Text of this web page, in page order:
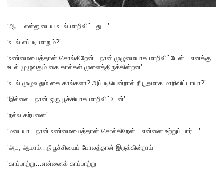
‘ஆ… என்னுடைய உடல் மாறிவிட்டது…’
‘உடல் எப்படி மாறும்?’
‘உண்மையைத்தான் சொல்கிறேன்…நான் முழுமையாக மாறிவிட்டேன்…எனக்கு
உடல் முழுவதும் கை கால்கள் முளைத்திருக்கின்றன’
‘உடல் முழுவதும் கை கால்களா? அப்படியென்றால் நீ பூதமாக மாறிவிட்டாயா?’
‘இல்லை…நான் ஒரு பூச்சியாக மாறிவிட்டேன்’
‘நல்ல கற்பனை’
‘மடையா…நான் உண்மையைத்தான் சொல்கிறேன்…என்னை உற்றுப் பார்…’
‘அட, ஆமாம்…நீ பூச்சியைப் போலத்தான் இருக்கின்றாய்’
‘காப்பாற்று…என்னைக் காப்பாற்று’